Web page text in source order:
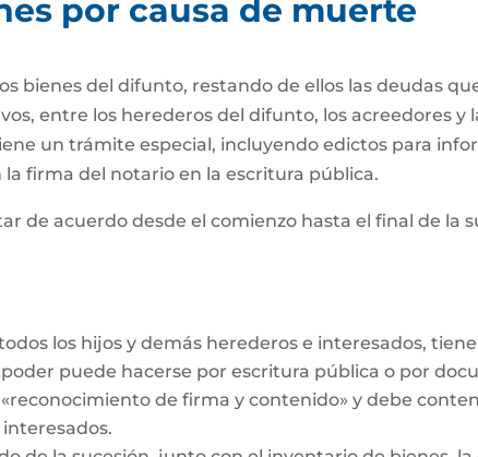
por causa de muerte
bienes del difunto, restando de ellos las deudas
entre los herederos del difunto, los acreedores
un trámite especial, incluyendo edictos para
firma del notario en la escritura pública.
de acuerdo desde el comienzo hasta el final de la
los hijos y demás herederos e interesados,
puede hacerse por escritura pública o por
de firma y contenido» y debe